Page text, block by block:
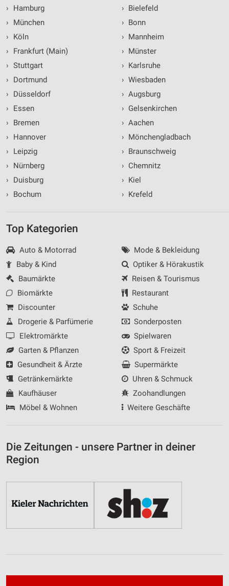
›
Hamburg
›
München
›
Köln
›
Frankfurt (Main)
› Stuttgart
›
Dortmund
›
Düsseldorf
›
Essen
›
Bremen
›
Hannover
›
Leipzig
›
Nürnberg
›
Duisburg
›
Bochum
› Bielefeld
› Bonn
› Mannheim
› Münster
› Karlsruhe
› Wiesbaden
› Augsburg
› Gelsenkirchen
› Aachen
› Mönchengladbach
› Braunschweig
› Chemnitz
› Kiel
› Krefeld
Top Kategorien
Auto & Motorrad
Baby & Kind
Baumärkte
Biomärkte
Discounter
Drogerie & Parfümerie
Elektromärkte
Garten & Pflanzen
Gesundheit & Ärzte
Getränkemärkte
Kaufhäuser
Möbel & Wohnen
Mode & Bekleidung
Optiker & Hörakustik
Reisen & Tourismus
Restaurant
Schuhe
Sonderposten
Spielwaren
Sport & Freizeit
Supermärkte
Uhren & Schmuck
Zoohandlungen
Weitere Geschäfte
Die Zeitungen - unsere Partner in deiner
Region